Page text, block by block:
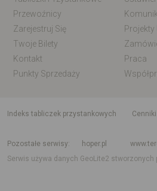
Przewoźnicy
Zarejestruj Się
Projekty
Twoje Bilety
Kontakt
Praca
Punkty Sprzedaży
indeks tabliczek przystankowych
Pozostałe serwisy
hoper.pl
Serwis używa danych GeoLite2